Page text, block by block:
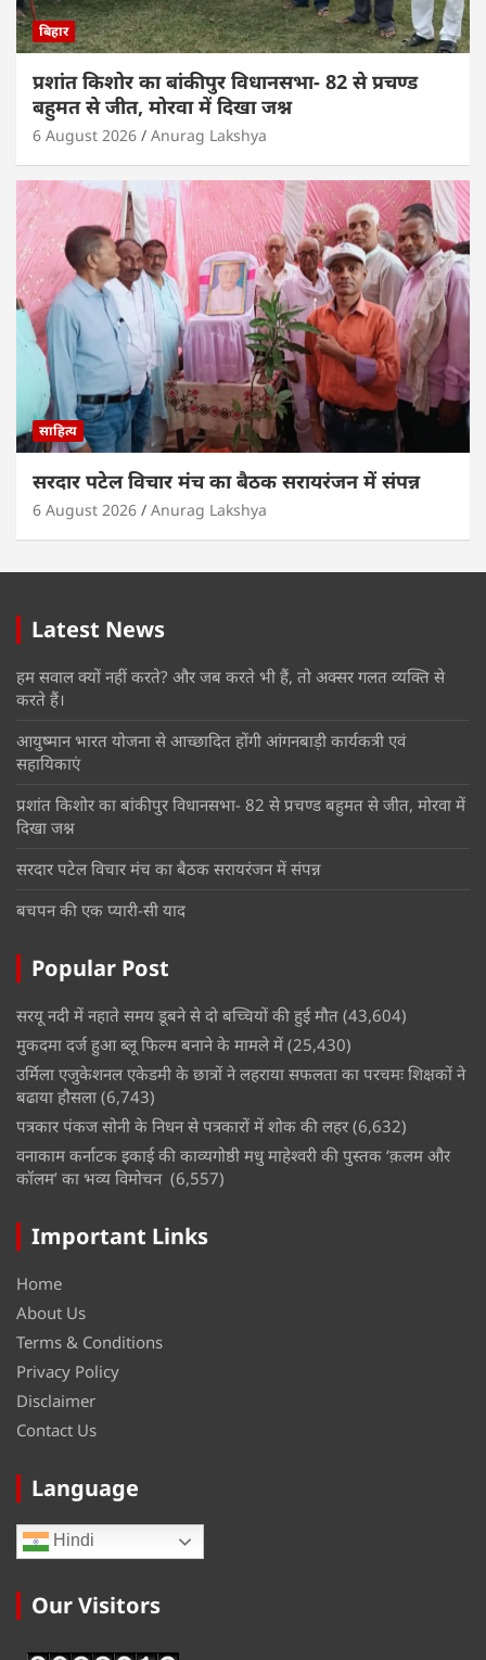
बिहार
प्रशांत किशोर का बांकीपुर विधानसभा- 82 से प्रचण्ड
बहुमत से जीत, मोरवा में दिखा जश्न
6 August 2026 Anurag Lakshya
साहित्य
सरदार पटेल विचार मंच का बैठक सरायरंजन में संपन्न
6 August 2026 Anurag Lakshya
Latest News
हम सवाल क्यों नहीं करते? और जब करते भी हैं, तो अक्सर गलत व्यक्ति से
करते हैं।
आयुष्मान भारत योजना से आच्छादित होंगी आंगनबाड़ी कार्यकत्री एवं
सहायिकाएं
प्रशांत किशोर का बांकीपुर विधानसभा- 82 से प्रचण्ड बहुमत से जीत, मोरवा में
दिखा जश्न
सरदार पटेल विचार मंच का बैठक सरायरंजन में संपन्न
बचपन की एक प्यारी-सी याद
Popular Post
सरयू नदी में नहाते समय डूबने से दो बच्चियों की हुई मौत (43,604)
मुकदमा दर्ज हुआ ब्लू फिल्म बनाने के मामले में (25,430)
उर्मिला एजुकेशनल एकेडमी के छात्रों ने लहराया सफलता का परचमः शिक्षकों ने
बढाया हौसला (6,743)
पत्रकार पंकज सोनी के निधन से पत्रकारों में शोक की लहर (6,632)
वनाकाम कर्नाटक इकाई की काव्यगोष्ठी मधु माहेश्वरी की पुस्तक ‘क़लम और
कॉलम’ का भव्य विमोचन (6,557)
Important Links
Home
About Us
Terms & Conditions
Privacy Policy
Disclaimer
Contact Us
Language
Hindi
Our Visitors